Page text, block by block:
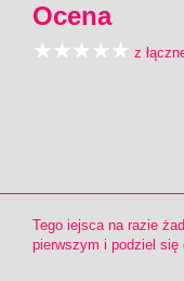
Ocena
z
Tego iejsca na razie
pierwszym i podziel się